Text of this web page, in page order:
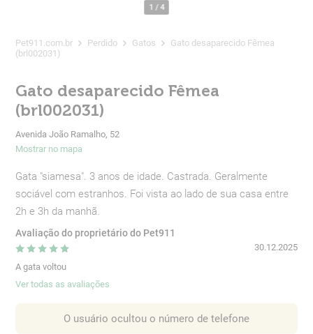
1 /4
Pet911.com.br Perdido Gatos
Gato desaparecido Fêmea
(brl002031)
Gato desaparecido Fêmea
(brl002031)
Avenida João Ramalho, 52
Mostrar no mapa
Gata "siamesa". 3 anos de idade. Castrada. Geralmente
sociável com estranhos. Foi vista ao lado de sua casa entre
2h e 3h da manhã.
Avaliação do proprietário do Pet911
30.12.2025
A gata voltou
Ver todas as avaliações
O usuário ocultou o número de telefone